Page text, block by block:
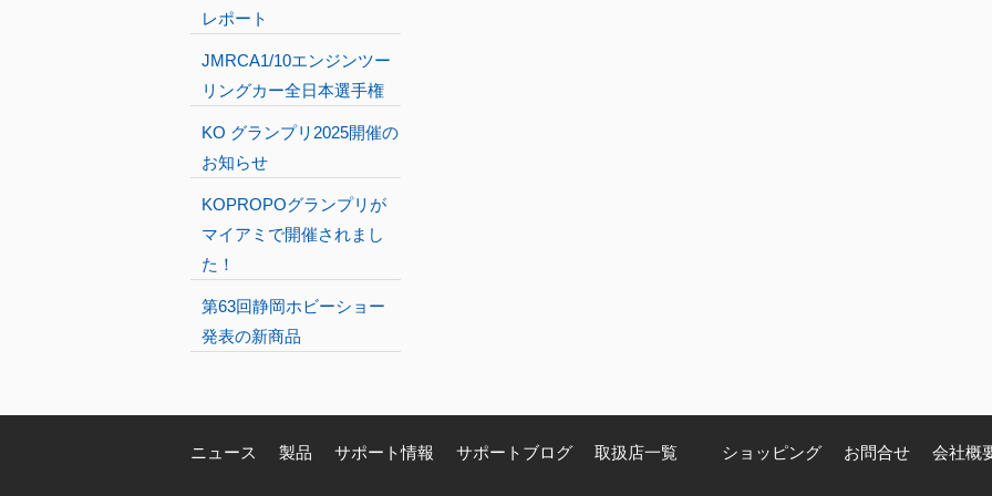
レポート
JMRCA1/10エンジンツー
リングカー全日本選手権
KO グランプリ2025開催の
お知らせ
KOPROPOグランプリが
マイアミで開催されまし
た！
第63回静岡ホビーショー
発表の新商品
ニュース 製品 サポート情報 サポートブログ 取扱店一覧 ショッピング お問合せ 会社概